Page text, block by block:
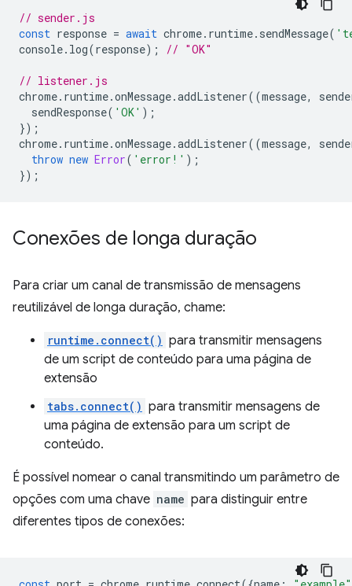
// sender.js
const response = await chrome. runtime. sendMessage(
console. log(response); // "OK"
// listener.js
chrome. runtime.onMessage.addListener((message,
sendResponse( 'OK' );
});
chrome. runtime.onMessage.addListener((message,
throw new Error( 'error!' );
});
Conexões de longa duração
Para criar um canal de transmissão de mensagens
reutilizável de longa duração, chame:
runtime.connect() para transmitir mensagens
de um script de conteúdo para uma página de
extensão
tabs.connect() para transmitir mensagens de
uma página de extensão para um script de
conteúdo.
É possível nomear o canal transmitindo um parâmetro de
opções com uma chave name para distinguir entre
diferentes tipos de conexões: